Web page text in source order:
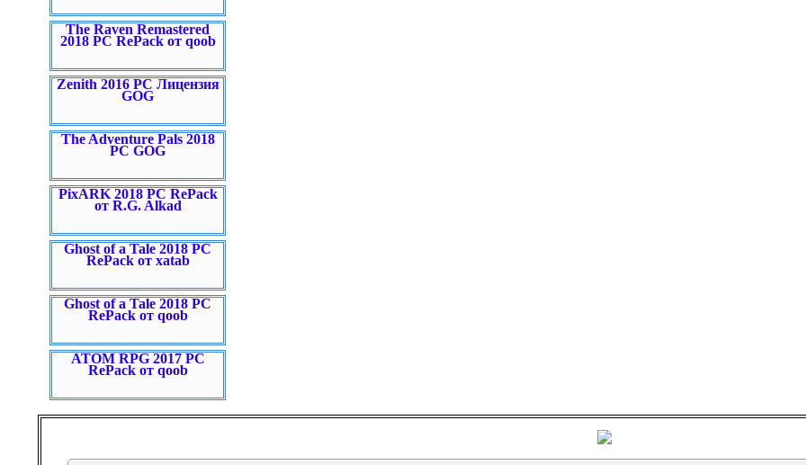
The Raven Remastered
2018 PC RePack от qoob
Zenith 2016 PC Лицензия
GOG
The Adventure Pals 2018
PC GOG
PixARK 2018 PC RePack
от R.G. Alkad
Ghost of a Tale 2018 PC
RePack от xatab
Ghost of a Tale 2018 PC
RePack от qoob
ATOM RPG 2017 PC
RePack от qoob